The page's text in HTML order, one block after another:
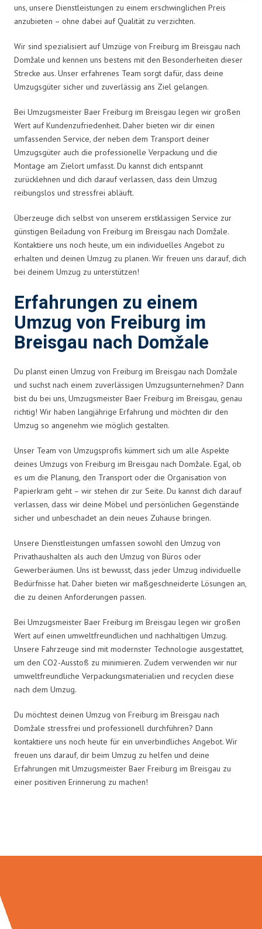
uns, unsere Dienstleistungen zu einem erschwinglichen Preis
anzubieten – ohne dabei auf Qualität zu verzichten.
Wir sind spezialisiert auf Umzüge von Freiburg im Breisgau nach
Domžale und kennen uns bestens mit den Besonderheiten dieser
Strecke aus. Unser erfahrenes Team sorgt dafür, dass deine
Umzugsgüter sicher und zuverlässig ans Ziel gelangen.
Bei Umzugsmeister Baer Freiburg im Breisgau legen wir großen
Wert auf Kundenzufriedenheit. Daher bieten wir dir einen
umfassenden Service, der neben dem Transport deiner
Umzugsgüter auch die professionelle Verpackung und die
Montage am Zielort umfasst. Du kannst dich entspannt
zurücklehnen und dich darauf verlassen, dass dein Umzug
reibungslos und stressfrei abläuft.
Überzeuge dich selbst von unserem erstklassigen Service zur
günstigen Beiladung von Freiburg im Breisgau nach Domžale.
Kontaktiere uns noch heute, um ein individuelles Angebot zu
erhalten und deinen Umzug zu planen. Wir freuen uns darauf, dich
bei deinem Umzug zu unterstützen!
Erfahrungen zu einem
Umzug von Freiburg im
Breisgau nach Domžale
Du planst einen Umzug von Freiburg im Breisgau nach Domžale
und suchst nach einem zuverlässigen Umzugsunternehmen? Dann
bist du bei uns, Umzugsmeister Baer Freiburg im Breisgau, genau
richtig! Wir haben langjährige Erfahrung und möchten dir den
Umzug so angenehm wie möglich gestalten.
Unser Team von Umzugsprofis kümmert sich um alle Aspekte
deines Umzugs von Freiburg im Breisgau nach Domžale. Egal, ob
es um die Planung, den Transport oder die Organisation von
Papierkram geht – wir stehen dir zur Seite. Du kannst dich darauf
verlassen, dass wir deine Möbel und persönlichen Gegenstände
sicher und unbeschadet an dein neues Zuhause bringen.
Unsere Dienstleistungen umfassen sowohl den Umzug von
Privathaushalten als auch den Umzug von Büros oder
Gewerberäumen. Uns ist bewusst, dass jeder Umzug individuelle
Bedürfnisse hat. Daher bieten wir maßgeschneiderte Lösungen an,
die zu deinen Anforderungen passen.
Bei Umzugsmeister Baer Freiburg im Breisgau legen wir großen
Wert auf einen umweltfreundlichen und nachhaltigen Umzug.
Unsere Fahrzeuge sind mit modernster Technologie ausgestattet,
um den CO2-Ausstoß zu minimieren. Zudem verwenden wir nur
umweltfreundliche Verpackungsmaterialien und recyclen diese
nach dem Umzug.
Du möchtest deinen Umzug von Freiburg im Breisgau nach
Domžale stressfrei und professionell durchführen? Dann
kontaktiere uns noch heute für ein unverbindliches Angebot. Wir
freuen uns darauf, dir beim Umzug zu helfen und deine
Erfahrungen mit Umzugsmeister Baer Freiburg im Breisgau zu
einer positiven Erinnerung zu machen!